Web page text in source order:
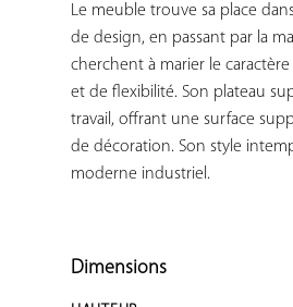
Le meuble trouve sa place
de design, en passant par la
cherchent à marier le
et de flexibilité. Son plateau
travail, offrant une surface
de décoration. Son style
moderne industriel.
Dimensions